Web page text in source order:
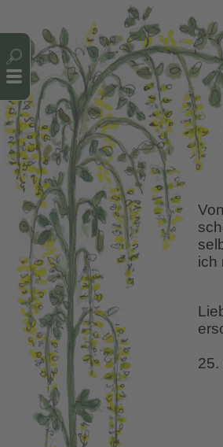
ich
25.
Cookie-Einstellungen